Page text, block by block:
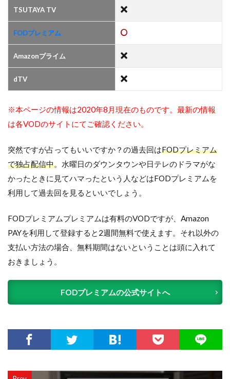
TSUTAYA TV
FODプレミアム
Amazonプライム
dTV
※本ページの情報は2020年8月現在のものです。最新の情報
は各VODのサイトにてご確認ください。
突然ですが占ってもいいですか？の過去回はFODプレミアム
で独占配信中。水曜日のダウンタウンや日テレのドラマがな
かったときに見てハマったという人などはFODプレミアムを
利用して過去回を見るといいでしょう。
FODプレミアムプレミアムは有料のVODですが、Amazon
PAYを利用して登録すると2週間無料で使えます。それ以外の
支払い方法の場合、無料期間はないということは頭に入れて
おきましょう。
FODプレミアムの公式サイトへ